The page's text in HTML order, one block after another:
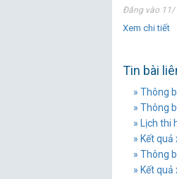
Đăng vào
Xem chi tiết
Tin bài
» Thông
» Thông
» Lịch thi
» Kết
» Thông
» Kết